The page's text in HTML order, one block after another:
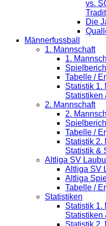
vs.
Die
Männerfussball
1. Mannschaft
1.
Tabelle /
Statistik 1.
Statistiken
2. Mannschaft
2.
Tabelle /
Statistik 2.
Statistik &
Altliga SV
Altliga SV
Altliga
Tabelle /
Statistiken
Statistik 1.
Statistiken
Statistik 2.